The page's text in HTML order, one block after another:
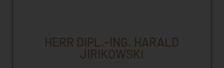
HERR DIPL.-ING. HARALD
JIRIKOWSKI